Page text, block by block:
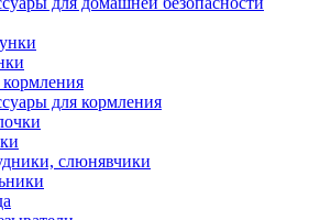
для кормления
слюнявчики